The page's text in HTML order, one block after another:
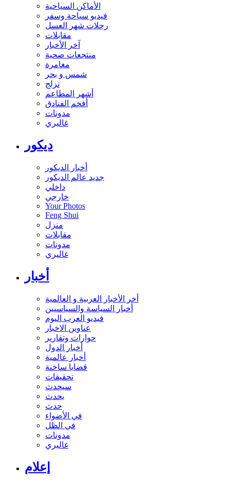
الأماكن السياحية
فيديو سياحة وسفر
رحلات شهر العسل
مقابلات
آخر الأخبار
منتجعات صحية
مغامرة
شمس و بحر
تزلج
أشهر المطاعم
أفخم الفنادق
مدونات
غاليري
ديكور
أخبار الديكور
جديد عالم الديكور
داخلي
خارجي
Your Photos
Feng Shui
منزل
مقابلات
مدونات
غاليري
أخبار
أخر الأخبار العربية و العالمية
أخبار السياسة والسياسيين
فيديو العرب اليوم
عناوين الاخبار
حوارات وتقارير
أخبار الدول
أخبار عالمية
قضايا ساخنة
تحقيقات
سيحدث
يحدث
حدث
في الأضواء
في الظل
مدونات
غاليري
إعلام